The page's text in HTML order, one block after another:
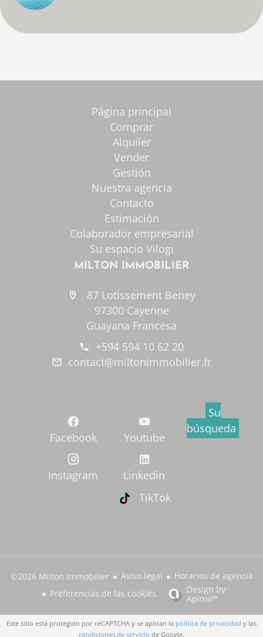
Página principal
Comprar
Alquiler
Vender
Gestión
Nuestra agencia
Contacto
Estimación
Colaborador empresarial
Su espacio Vilogi
MILTON IMMOBILIER
87 Lotissement Beney
97300 Cayenne
Guayana Francesa
+594 594 10 62 20
contact@miltonimmobilier.fr
Facebook
Instagram
Youtube
Linkedin
TikTok
Su
búsqueda
©2026 Milton Immobilier Aviso legal
Horarios de agencia
Preferencias de las cookies
Design by
Apimo™
Este sitio está protegido por reCAPTCHA y se aplican la política de privacidad y las
condiciones de servicio de Google.